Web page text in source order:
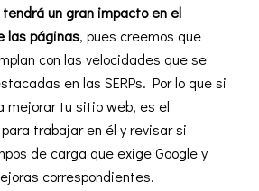
tendrá un gran impacto en el
las páginas, pues creemos que
con las velocidades que se
en las SERPs. Por lo que si
mejorar tu sitio web, es el
trabajar en él y revisar si
de carga que exige Google y
correspondientes.